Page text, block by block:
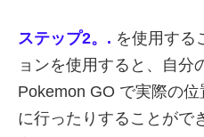
ステップ2。. を使用する
ョンを使用すると、自分
Pokemon GO で実際の
に行ったりすることがで